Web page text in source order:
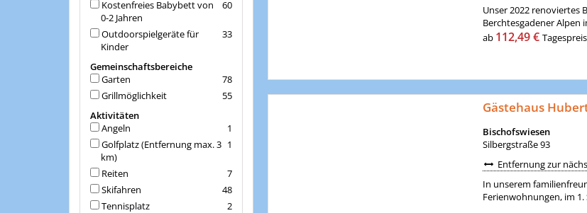
Unser 2022 renoviertes
Berchtesgadener Alpen
ab 112,49 €
Gästehaus
Bischofswiesen
Silbergstraße 93
Entfernung zur
In unserem
Ferienwohnungen, im
60
Kostenfreies Babybett von
0-2 Jahren
33
Outdoorspielgeräte für
Kinder
Gemeinschaftsbereiche
78
Garten
55
Grillmöglichkeit
Aktivitäten
1
Angeln
1
Golfplatz (Entfernung max. 3
km)
7
Reiten
48
Skifahren
2
Tennisplatz